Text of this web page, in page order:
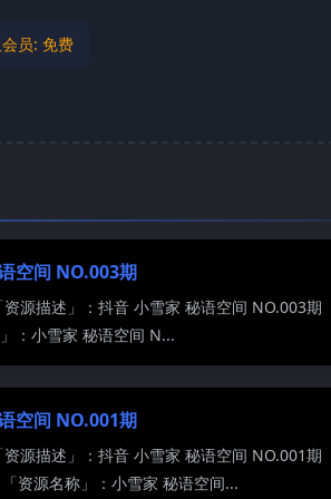
员: 免费
空间 NO.003期
源描述」：抖音 小雪家 秘语空间 NO.003期
」：小雪家 秘语空间 N...
空间 NO.001期
资源描述」：抖音 小雪家 秘语空间 NO.001期
「资源名称」：小雪家 秘语空间...